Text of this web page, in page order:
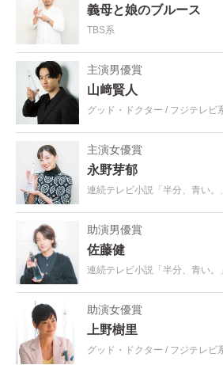
義母と娘のブルース
TBS系
主演男優賞
山﨑賢人
グッド・ドクター フジテレビ
主演女優賞
永野芽郁
連続テレビ小説「半分、青い。」
助演男優賞
佐藤健
連続テレビ小説「半分、青い。」
助演女優賞
上野樹里
グッド・ドクター フジテレビ